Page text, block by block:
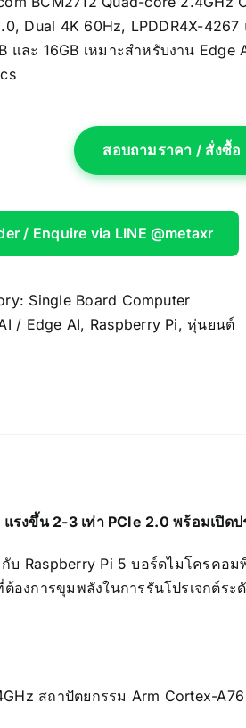
AOOSTAR
Dual 4K 60Hz, LPDDR4X-
และ 16GB เหมาะสำหรับงาน Edge
สอบถามราคา / สั่งซื้อ
/ Enquire via LINE @metaxr
Single Board Computer
/ Edge AI, Raspberry Pi,หุ่นยนต์
รงขึ้น 2-3 เท่า PCIe 2.0 พร้อมเปิด
Raspberry Pi 5 บอร์ดไมโครคอ
งการขุมพลังในการรันโปรเจกต์ร
สถาปัตยกรรม Arm Cortex-